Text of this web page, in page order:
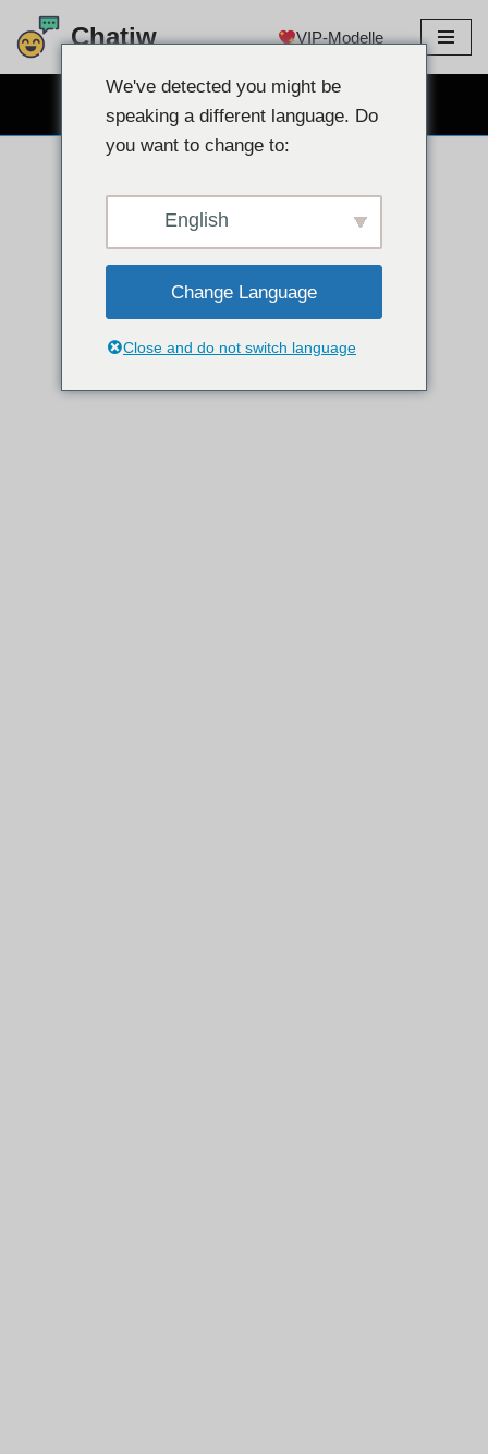
Zum
Chatiw VIP-Modelle
We've detected you might be
speaking a different language. Do
you want to change to:
English
Change Language
Close and do not switch language